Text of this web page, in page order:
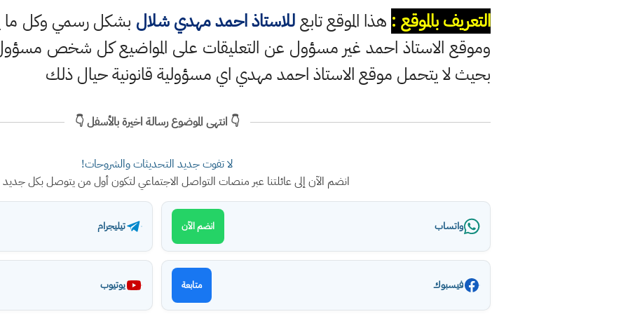
التعريف بالموقع : هذا الموقع تابعللاستاذ احمد مهدي شلال بشكل رسمي وكل ما
وموقع الاستاذ احمد غير مسؤول عن التعليقات على المواضيع كل شخص
بحيث لا يتحمل موقع الاستاذ احمد مهدي اي مسؤولية قانونية حيال ذلك
👇 انتهى الموضوع رسالة اخيرة بالأسفل 👇
لا تفوت جديد التحديثات والشروحات!
انضم الآن إلى عائلتنا عبر منصات التواصل الاجتماعي لتكون أول من يتوصل بكل
واتساب انضم الآن تيليجرام
فيسبوك متابعة يوتيوب